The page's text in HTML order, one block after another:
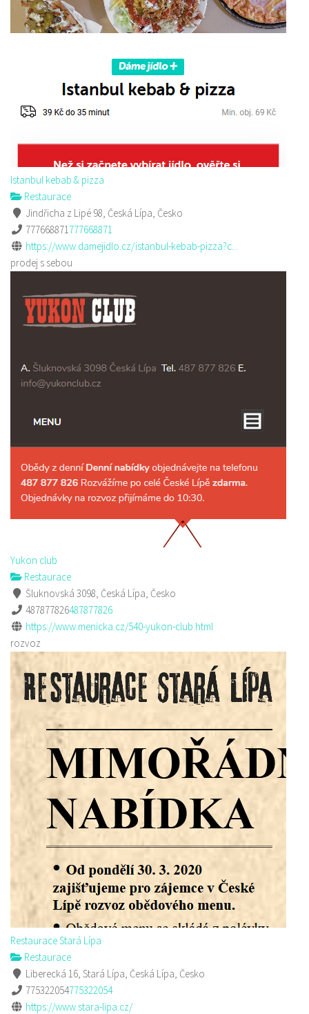
Istanbul kebab & pizza
Restaurace
Jindřicha z Lipé 98, Česká Lípa, Česko
777668871777668871
https://www.damejidlo.cz/istanbul-kebab-pizza?c...
prodej s sebou
Yukon club
Restaurace
Šluknovská 3098, Česká Lípa, Česko
487877826487877826
https://www.menicka.cz/540-yukon-club.html
rozvoz
Restaurace Stará Lípa
Restaurace
Liberecká 16, Stará Lípa, Česká Lípa, Česko
775322054775322054
https://www.stara-lipa.cz/